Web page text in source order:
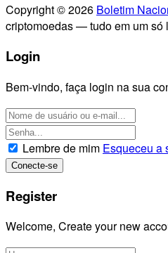
Copyright © 2026 Boletim
criptomoedas — tudo em um só
Login
Bem-vindo, faça login na sua
Lembre de mim Esqueceu a
Register
Welcome, Create your new